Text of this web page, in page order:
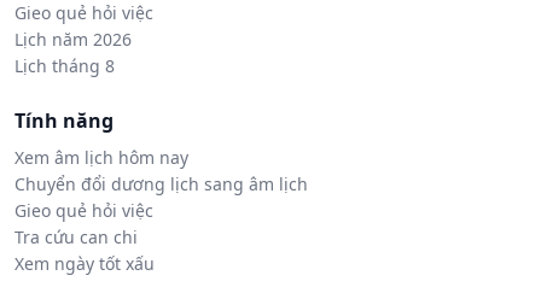
Gieo quẻ hỏi việc
Lịch năm 2026
Lịch tháng 8
Tính năng
Xem âm lịch hôm nay
Chuyển đổi dương lịch sang âm lịch
Gieo quẻ hỏi việc
Tra cứu can chi
Xem ngày tốt xấu